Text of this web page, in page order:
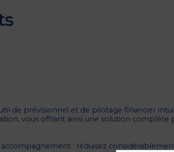
de prévisionnel et de pilotage financier
vous offrant ainsi une solution
: réduisez